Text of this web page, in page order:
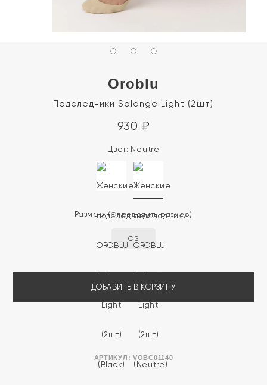
Oroblu
Подследники Solange Light (2шт)
АРТИКУЛ: VOBC01140
930 ₽
Цвет: Neutre
Размер (Определить размер)
OS
ДОБАВИТЬ В КОРЗИНУ